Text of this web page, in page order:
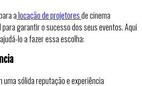
alocação de projetoresde cinema
garantir o sucesso dos seus eventos. Aqui
lo a fazer essa escolha:
sólida reputação e experiência